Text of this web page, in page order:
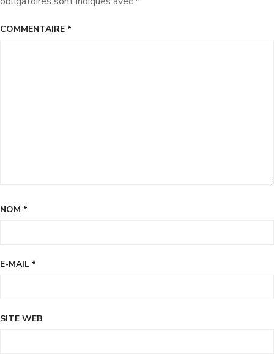
COMMENTAIRE *
NOM *
E-MAIL *
SITE WEB